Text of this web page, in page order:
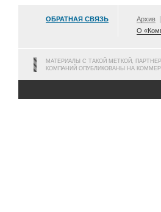
ОБРАТНАЯ СВЯЗЬ Архив
О
МАТЕРИАЛЫ С ТАКОЙ МЕТКОЙ,
КОМПАНИЙ ОПУБЛИКОВАНЫ НА